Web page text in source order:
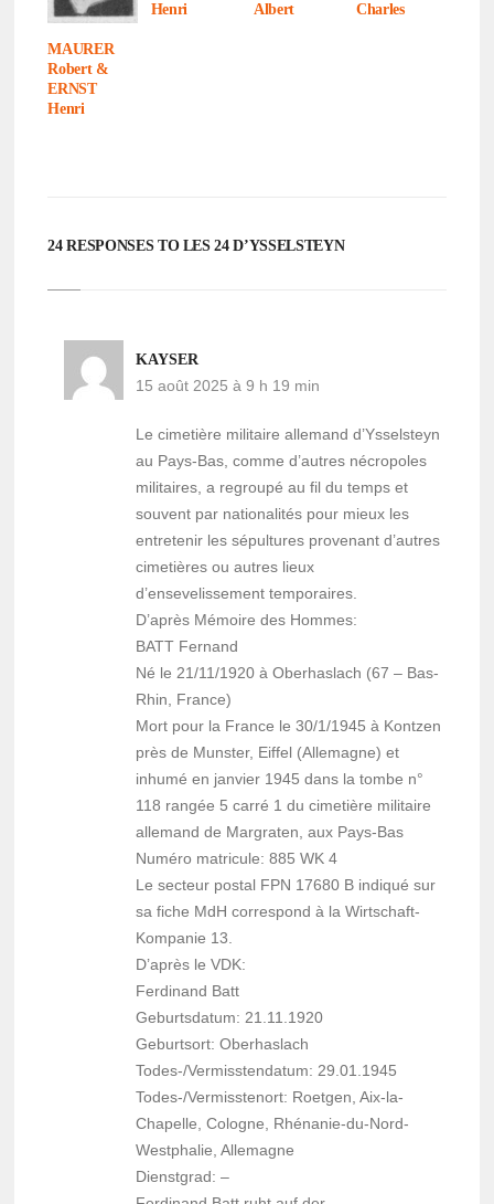
MAURER
Robert &
ERNST
Henri
Henri
Albert
Charles
24 RESPONSES TO LES 24 D’YS­SEL­STEYN
KAYSER
15 août 2025 à 9 h 19 min
Le cimetière militaire allemand d’Ys­sel­steyn
au Pays-Bas, comme d’autres nécropoles
militaires, a regroupé au fil du temps et
souvent par nationalités pour mieux les
entretenir les sépultures provenant d’autres
cimetières ou autres lieux
d’ensevelissement temporaires.
D’après Mémoire des Hommes:
BATT Fernand
Né le 21/11/1920 à Oberhaslach (67 – Bas-
Rhin, France)
Mort pour la France le 30/1/1945 à Kontzen
près de Munster, Eiffel (Allemagne) et
inhumé en janvier 1945 dans la tombe n°
118 rangée 5 carré 1 du cimetière militaire
allemand de Margraten, aux Pays-Bas
Numéro matricule: 885 WK 4
Le secteur postal FPN 17680 B indiqué sur
sa fiche MdH correspond à la Wirtschaft-
Kompanie 13.
D’après le VDK:
Ferdinand Batt
Geburtsdatum: 21.11.1920
Geburtsort: Oberhaslach
Todes-/Vermisstendatum: 29.01.1945
Todes-/Vermisstenort: Roetgen, Aix-la-
Chapelle, Cologne, Rhénanie-du-Nord-
Westphalie, Allemagne
Dienstgrad: –